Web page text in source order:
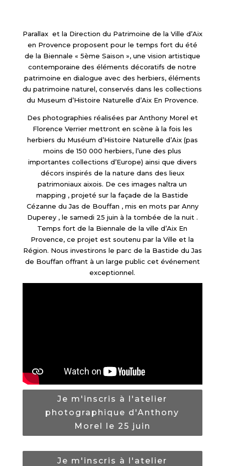
Parallax et la Direction du Patrimoine de la Ville d’Aix
en Provence proposent pour le temps fort du été
de la Biennale « 5ème Saison », une vision artistique
contemporaine des éléments décoratifs de notre
patrimoine en dialogue avec des herbiers, éléments
du patrimoine naturel, conservés dans les collections
du Museum d’Histoire Naturelle d’Aix En Provence.
Des photographies réalisées par Anthony Morel et
Florence Verrier mettront en scène à la fois les
herbiers du Muséum d’Histoire Naturelle d’Aix (pas
moins de 150 000 herbiers, l’une des plus
importantes collections d’Europe) ainsi que divers
décors inspirés de la nature dans des lieux
patrimoniaux aixois. De ces images naîtra un
mapping , projeté sur la façade de la Bastide
Cézanne du Jas de Bouffan , mis en mots par Anny
Duperey , le samedi 25 juin à la tombée de la nuit .
Temps fort de la Biennale de la ville d’Aix En
Provence, ce projet est soutenu par la Ville et la
Région. Nous investirons le parc de la Bastide du Jas
de Bouffan offrant à un large public cet événement
exceptionnel.
Je m'inscris à l'atelier
photographique d'Anthony
Morel le 25 juin
Je m'inscris à l'atelier